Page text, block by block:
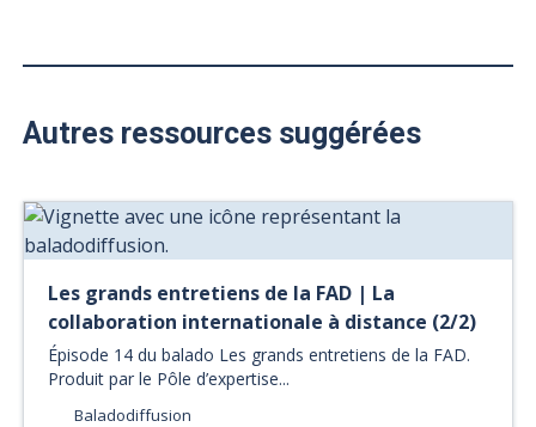
Autres ressources suggérées
Les grands entretiens de la FAD | La
collaboration internationale à distance (2/2)
Épisode 14 du balado Les grands entretiens de la FAD.
Produit par le Pôle d’expertise...
Baladodiffusion